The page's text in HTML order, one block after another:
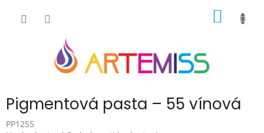
Pigmentová pasta – 55 vínová
PP1255